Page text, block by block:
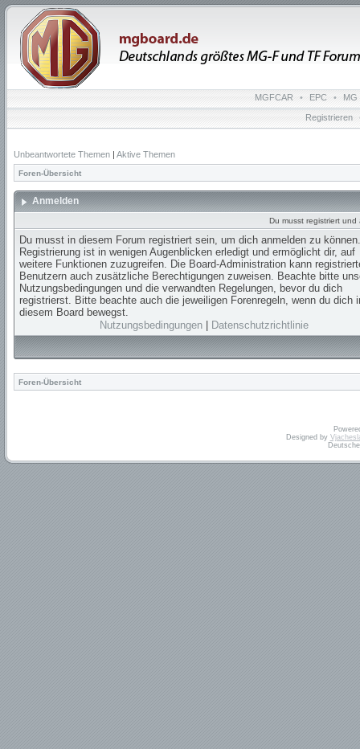
MGFCAR • EPC • MG
Registrieren
Unbeantwortete Themen | Aktive Themen
Foren-Übersicht
Anmelden
Du musst registriert
Du musst in diesem Forum registriert sein, um dich anmelden zu
Registrierung ist in wenigen Augenblicken erledigt und ermöglicht dir, auf
weitere Funktionen zuzugreifen. Die Board-Administration kann
Benutzern auch zusätzliche Berechtigungen zuweisen. Beachte bitte
Nutzungsbedingungen und die verwandten Regelungen, bevor du dich
registrierst. Bitte beachte auch die jeweiligen Forenregeln, wenn du dich
diesem Board bewegst.
Nutzungsbedingungen
Datenschutzrichtlinie
Foren-Übersicht
Designed by